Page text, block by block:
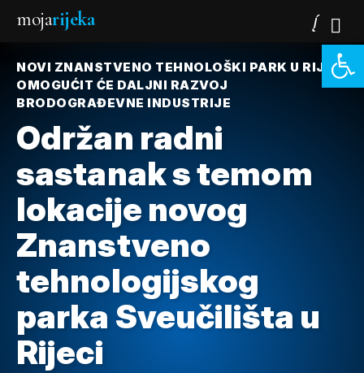
mojarijeka
NOVI ZNANSTVENO TEHNOLOŠKI PARK U RIJECI
OMOGUĆIT ĆE DALJNI RAZVOJ
BRODOGRAĐEVNE INDUSTRIJE
Održan radni
sastanak s temom
lokacije novog
Znanstveno
tehnologijskog
parka Sveučilišta u
Rijeci